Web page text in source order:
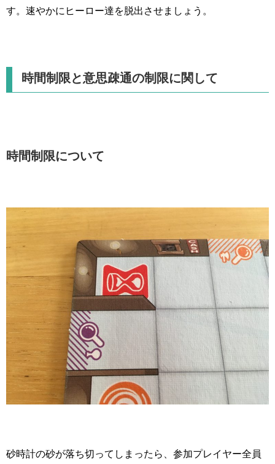
す。速やかにヒーロー達を脱出させましょう。
時間制限と意思疎通の制限に関して
時間制限について
砂時計の砂が落ち切ってしまったら、参加プレイヤー全員